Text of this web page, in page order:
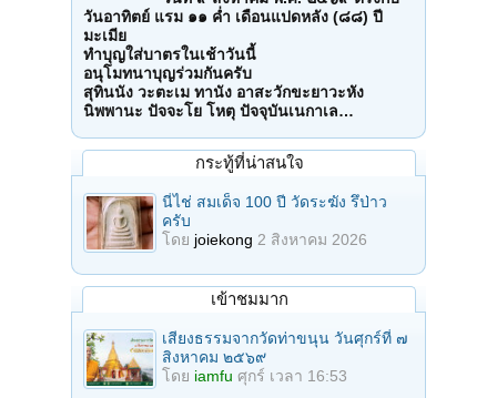
วันอาทิตย์ แรม ๑๑ ค่ำ เดือนแปดหลัง (๘๘) ปี
มะเมีย
ทำบุญใส่บาตรในเช้าวันนี้
อนุโมทนาบุญร่วมกันครับ
สุทินนัง วะตะเม ทานัง อาสะวักขะยาวะหัง
นิพพานะ ปัจจะโย โหตุ ปัจจุบันเนกาเล…
กระทู้ที่น่าสนใจ
นี่ไช่ สมเด็จ 100 ปี วัดระฆัง รึป่าว
ครับ
โดย joiekong 2 สิงหาคม 2026
เข้าชมมาก
เสียงธรรมจากวัดท่าขนุน วันศุกร์ที่ ๗
สิงหาคม ๒๕๖๙
โดย iamfu ศุกร์ เวลา 16:53